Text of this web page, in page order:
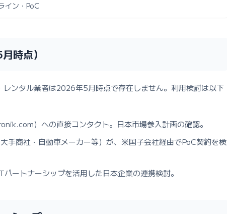
イン・PoC
時点）
ンタル業者は2026年5月時点で存在しません。利用検討は以下
）への直接コンタクト。日本市場参入計画の確認。
手商社・自動車メーカー等）が、米国子会社経由でPoC契約を検
ートナーシップを活用した日本企業の連携検討。